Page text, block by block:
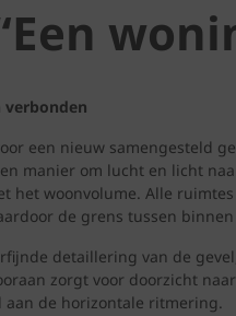
verbonden
een nieuw samengesteld
manier om lucht en licht
het woonvolume. Alle
de grens tussen
detaillering van de
zorgt voor doorzicht
aan de horizontale ritmering.